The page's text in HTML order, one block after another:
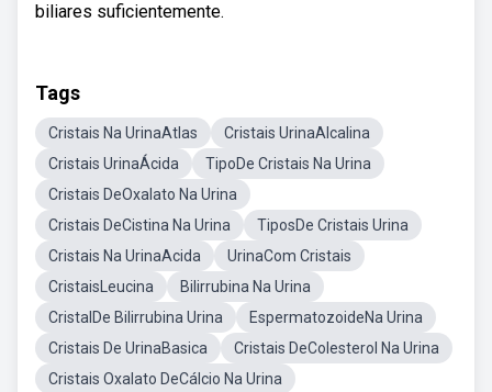
biliares suficientemente.
Tags
Cristais Na UrinaAtlas
Cristais UrinaAlcalina
Cristais UrinaÁcida
TipoDe Cristais Na Urina
Cristais DeOxalato Na Urina
Cristais DeCistina Na Urina
TiposDe Cristais Urina
Cristais Na UrinaAcida
UrinaCom Cristais
CristaisLeucina
Bilirrubina Na Urina
CristalDe Bilirrubina Urina
EspermatozoideNa Urina
Cristais De UrinaBasica
Cristais DeColesterol Na Urina
Cristais Oxalato DeCálcio Na Urina